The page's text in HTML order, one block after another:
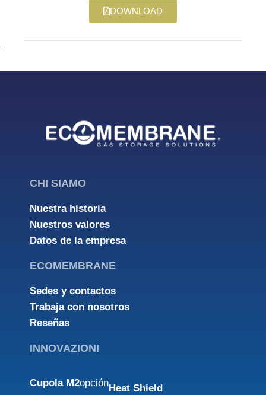
DOWNLOAD
CHI SIAMO
Nuestra historia
Nuestros valores
Datos de la empresa
ECOMEMBRANE
Sedes y contactos
Trabaja con nosotros
Reseñas
INNOVAZIONI
Cupola M2opciónHeat Shield